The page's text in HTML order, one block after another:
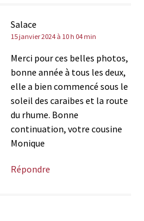
Salace
15 janvier 2024 à 10 h 04 min
Merci pour ces belles photos,
bonne année à tous les deux,
elle a bien commencé sous le
soleil des caraibes et la route
du rhume. Bonne
continuation, votre cousine
Monique
Répondre